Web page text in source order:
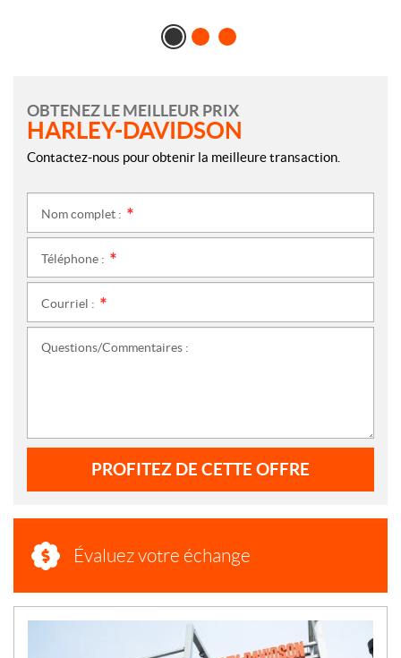
OBTENEZ LE MEILLEUR PRIX
HARLEY-DAVIDSON
Contactez-nous pour obtenir la meilleure transaction.
Nom complet :
Téléphone :
Courriel :
Questions/Commentaires :
PROFITEZ DE CETTE OFFRE
Évaluez votre échange